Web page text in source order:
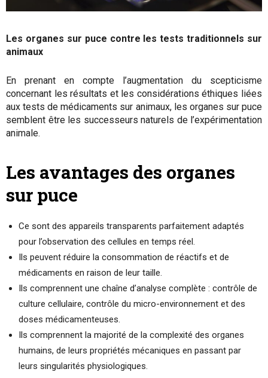
Les organes sur puce contre les tests traditionnels sur
animaux
En prenant en compte l’augmentation du scepticisme
concernant les résultats et les considérations éthiques liées
aux tests de médicaments sur animaux, les organes sur puce
semblent être les successeurs naturels de l’expérimentation
animale.
Les avantages des organes
sur puce
Ce sont des appareils transparents parfaitement adaptés
pour l’observation des cellules en temps réel.
Ils peuvent réduire la consommation de réactifs et de
médicaments en raison de leur taille.
Ils comprennent une chaîne d’analyse complète : contrôle de
culture cellulaire, contrôle du micro-environnement et des
doses médicamenteuses.
Ils comprennent la majorité de la complexité des organes
humains, de leurs propriétés mécaniques en passant par
leurs singularités physiologiques.